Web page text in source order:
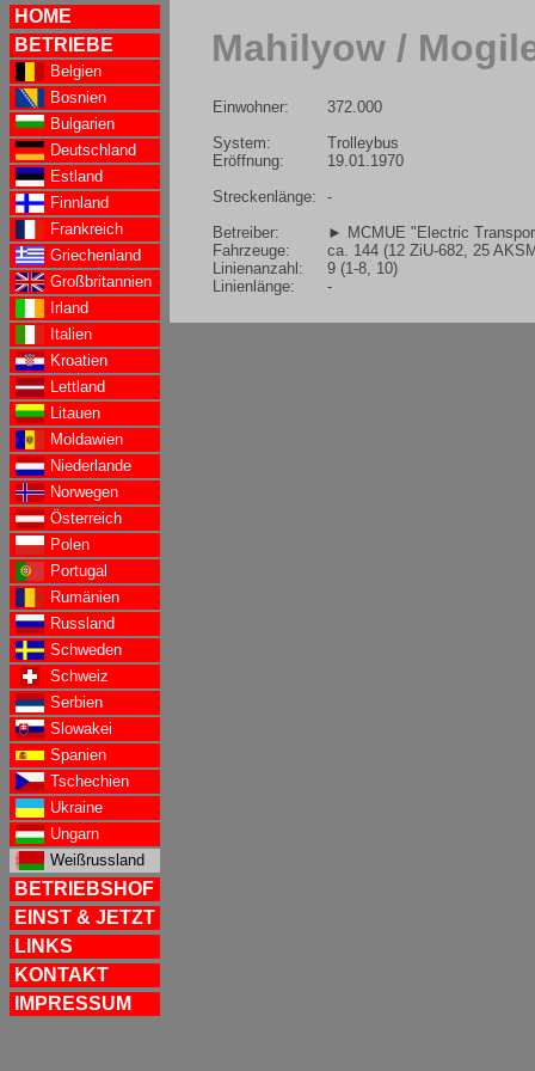
HOME
BETRIEBE
Belgien
Bosnien
Bulgarien
Deutschland
Estland
Finnland
Frankreich
Griechenland
Großbritannien
Irland
Italien
Kroatien
Lettland
Litauen
Moldawien
Niederlande
Norwegen
Österreich
Polen
Portugal
Rumänien
Russland
Schweden
Schweiz
Serbien
Slowakei
Spanien
Tschechien
Ukraine
Ungarn
Weißrussland
BETRIEBSHOF
EINST & JETZT
LINKS
KONTAKT
IMPRESSUM
Mahilyow /
Einwohner:
System:
Eröffnung:
Streckenlänge:
Betreiber:
Fahrzeuge:
Linienanzahl:
Linienlänge:
372.000
Trolleybus
19.01.1970
-
► MCMUE "Electric
ca. 144 (12 ZiU-682, 25
9 (1-8, 10)
-